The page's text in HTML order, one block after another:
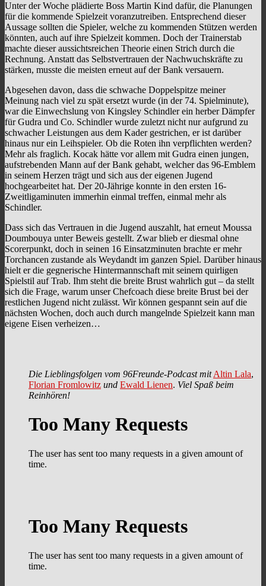
Unter der Woche plädierte Boss Martin Kind dafür, die Planungen
für die kommende Spielzeit voranzutreiben. Entsprechend dieser
Aussage sollten die Spieler, welche zu kommenden Stützen werden
könnten, auch auf ihre Spielzeit kommen. Doch der Trainerstab
machte dieser aussichtsreichen Theorie einen Strich durch die
Rechnung. Anstatt das Selbstvertrauen der Nachwuchskräfte zu
stärken, musste die meisten erneut auf der Bank versauern.
Abgesehen davon, dass die schwache Doppelspitze meiner
Meinung nach viel zu spät ersetzt wurde (in der 74. Spielminute),
war die Einwechslung von Kingsley Schindler ein herber Dämpfer
für Gudra und Co. Schindler wurde zuletzt nicht nur aufgrund zu
schwacher Leistungen aus dem Kader gestrichen, er ist darüber
hinaus nur ein Leihspieler. Ob die Roten ihn verpflichten werden?
Mehr als fraglich. Kocak hätte vor allem mit Gudra einen jungen,
aufstrebenden Mann auf der Bank gehabt, welcher das 96-Emblem
in seinem Herzen trägt und sich aus der eigenen Jugend
hochgearbeitet hat. Der 20-Jährige konnte in den ersten 16-
Zweitligaminuten immerhin einmal treffen, einmal mehr als
Schindler.
Dass sich das Vertrauen in die Jugend auszahlt, hat erneut Moussa
Doumbouya unter Beweis gestellt. Zwar blieb er diesmal ohne
Scorerpunkt, doch in seinen 16 Einsatzminuten brachte er mehr
Torchancen zustande als Weydandt im ganzen Spiel. Darüber hinaus
hielt er die gegnerische Hintermannschaft mit seinem quirligen
Spielstil auf Trab. Ihm steht die breite Brust wahrlich gut – da stellt
sich die Frage, warum unser Chefcoach diese breite Brust bei der
restlichen Jugend nicht zulässt. Wir können gespannt sein auf die
nächsten Wochen, doch auch durch mangelnde Spielzeit kann man
eigene Eisen verheizen…
Die Lieblingsfolgen vom 96Freunde-Podcast mit Altin Lala,
Florian Fromlowitz und Ewald Lienen. Viel Spaß beim
Reinhören!